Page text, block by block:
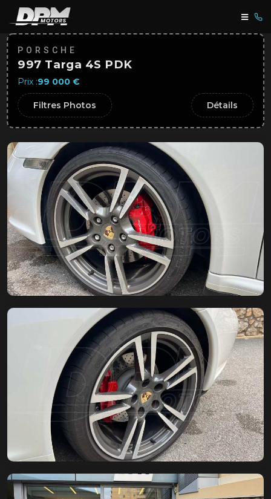
PORSCHE
997 Targa 4S PDK
Prix :99 000 €
Filtres Photos Détails